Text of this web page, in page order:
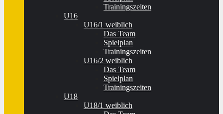
Trainingszeiten
U16
U16/1 weiblich
Das Team
Spielplan
Trainingszeiten
U16/2 weiblich
Das Team
Spielplan
Trainingszeiten
U18
U18/1 weiblich